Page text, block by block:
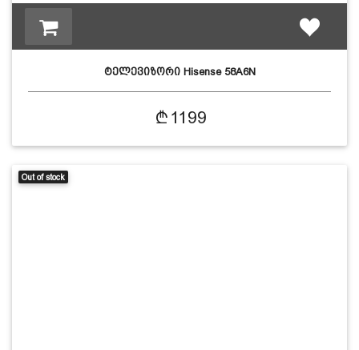
ტელევიზორი Hisense 58A6N
1199
Out of stock